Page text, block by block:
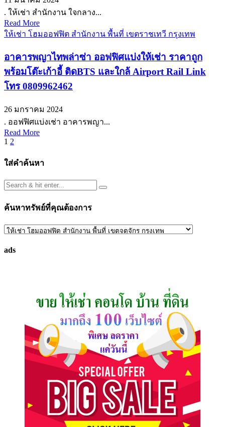
. ให้เช่า สำนักงาน ใจกลาง...
Read More
ให้เช่า โฮมออฟฟิต สำนักงาน พื้นที่ เขตราชเทวี กรุงเทพ
อาคารพญาไทพล่าซ่า ออฟฟิศแบ่งให้เช่า ราคาถูก
พร้อมโต๊ะเก้าอี้ ติดBTS และใกล้ Airport Rail Link
โทร 0809962462
26 มกราคม 2024
. ออฟฟิศแบ่งเช่า อาคารพญา...
Read More
Posts
pagination
1 2
ใส่คำค้นหา
ค้นหาทรัพย์ที่คุณต้องการ
ค้นหา
ที่
ads